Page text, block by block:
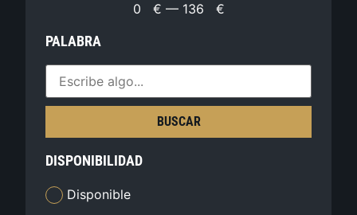
0 € — 136 €
PALABRA
BUSCAR
DISPONIBILIDAD
Disponible